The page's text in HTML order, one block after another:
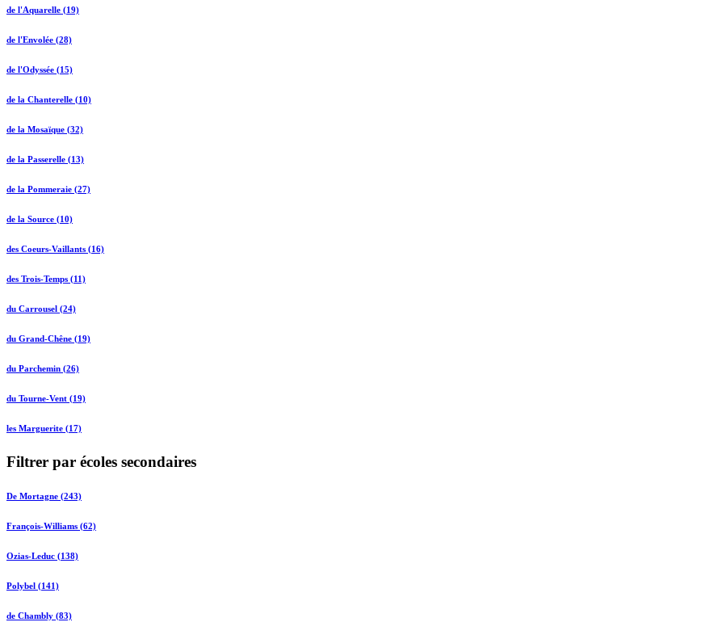
de l'Aquarelle (19)
de l'Envolée (28)
de l'Odyssée (15)
de la Chanterelle (10)
de la Mosaïque (32)
de la Passerelle (13)
de la Pommeraie (27)
de la Source (10)
des Coeurs-Vaillants (16)
des Trois-Temps (11)
du Carrousel (24)
du Grand-Chêne (19)
du Parchemin (26)
du Tourne-Vent (19)
les Marguerite (17)
Filtrer par écoles secondaires
De Mortagne (243)
François-Williams (62)
Ozias-Leduc (138)
Polybel (141)
de Chambly (83)